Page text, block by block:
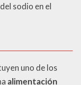
sodio en el
uno de los
alimentación